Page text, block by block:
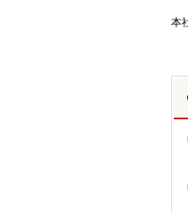
本